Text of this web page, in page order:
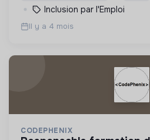
Inclusion par l'Emploi
Il y a 4 mois
CODEPHENIX